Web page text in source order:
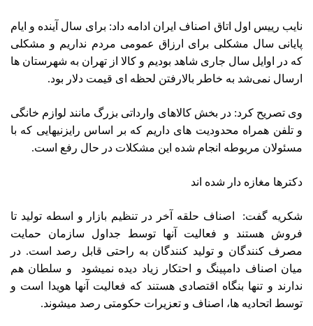
نایب رییس اول اتاق اصناف ایران ادامه داد: برای سال آینده و ایام
پایانی سال مشکلی برای ارزاق عمومی مردم نداریم و مشکلی
که در اوایل سال جاری شاهد بودیم و کالا از تهران به شهرستان ها
ارسال نمی‌شد به خاطر بالارفتن لحظه ای قیمت دلار بود.
وی تصریح کرد: در بخش کالاهای وارداتی بزرگ مانند لوازم خانگی
و تلفن همراه محدودیت های داریم که بر اساس رایزنیهایی که با
مسئولان مربوطه انجام شده این مشکلات در حال رفع است.
دکترها مغازه دار شده اند
شکریه گفت: اصناف حلقه آخر در تنظیم بازار و اسطه تولید تا
فروش هستند و فعالیت آنها توسط جداول سازمان حمایت
مصرف کنندگان و تولید کنندگان به راحتی قابل رصد است. در
میان اصناف دامپینگ و احتکار زیاد دیده نمیشود و سلطان هم
ندارند و تنها بنگاه اقتصادی هستند که فعالیت آنها هویدا است و
توسط اتحادیه ها، اصناف و تعزیرات حکومتی رصد میشوند.